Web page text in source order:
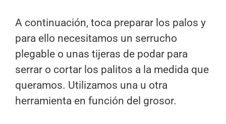
A continuación, toca preparar los palos y
para ello necesitamos un serrucho
plegable o unas tijeras de podar para
serrar o cortar los palitos a la medida que
queramos. Utilizamos una u otra
herramienta en función del grosor.